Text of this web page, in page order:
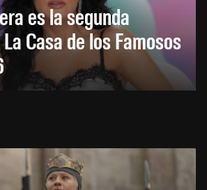
es la segunda
Casa de los Famosos